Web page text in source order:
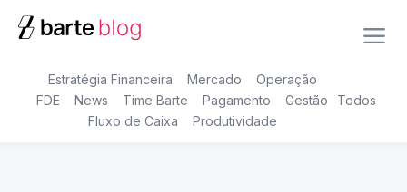
Estratégia Financeira Mercado
Operação
FDE
News Time Barte Pagamento
Gestão
Fluxo de Caixa
Produtividade
Todos